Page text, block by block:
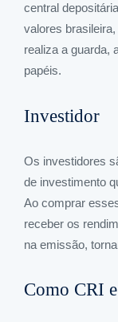
central
valores
realiza a guarda,
papéis.
Investidor
Os investidores
de investimento
Ao comprar
receber os
na emissão,
Como CRI